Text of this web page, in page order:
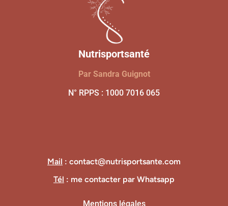
Nutrisportsanté
Par Sandra Guignot
N° RPPS : 1000 7016 065
Mail : contact@nutrisportsante.com
Tél : me contacter par Whatsapp
Mentions légales